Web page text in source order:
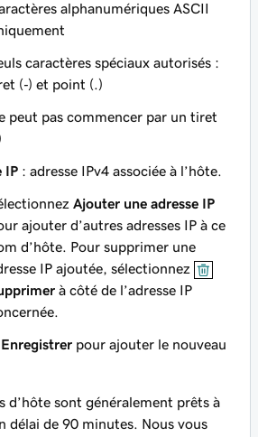
alphanumériques ASCII
caractères spéciaux autorisés :
(‐) et point (.)
peut pas commencer par un tiret
IP : adresse IPv4 associée à l’hôte.
Ajouter une adresse IP
ajouter d’autres adresses IP à ce
d’hôte. Pour supprimer une
IP ajoutée, sélectionnez
à côté de l’adresse IP
Enregistrer pour ajouter le nouveau
d’hôte sont généralement prêts à
délai de 90 minutes. Nous vous